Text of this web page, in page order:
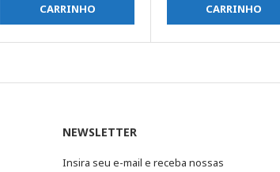
CARRINHO CARRINHO
NEWSLETTER
Insira seu e-mail e receba nossas